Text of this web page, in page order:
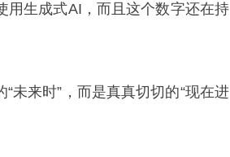
用生成式AI，而且这个数字还在持
未来时”，而是真真切切的“现在进